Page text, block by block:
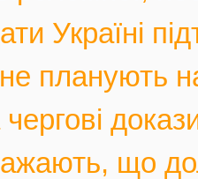
Україні
планують
що